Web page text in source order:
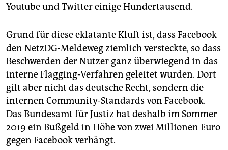
Youtube und Twitter einige Hundertausend.
Grund für diese eklatante Kluft ist, dass Facebook
den NetzDG-Meldeweg ziemlich versteckte, so dass
Beschwerden der Nutzer ganz überwiegend in das
interne Flagging-Verfahren geleitet wurden. Dort
gilt aber nicht das deutsche Recht, sondern die
internen Community-Standards von Facebook.
Das Bundesamt für Justiz hat deshalb im Sommer
2019 ein Bußgeld in Höhe von zwei Millionen Euro
gegen Facebook verhängt.